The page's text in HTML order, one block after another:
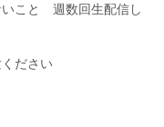
いこと 週数回生配信し
ださい